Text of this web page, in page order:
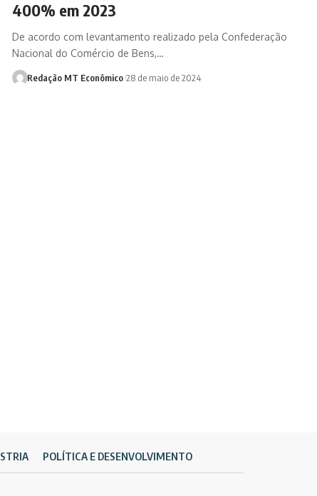
400% em 2023
De acordo com levantamento realizado pela Confederação
Nacional do Comércio de Bens,…
Redação MT Econômico 28 de maio de 2024
POLÍTICA E DESENVOLVIMENTO